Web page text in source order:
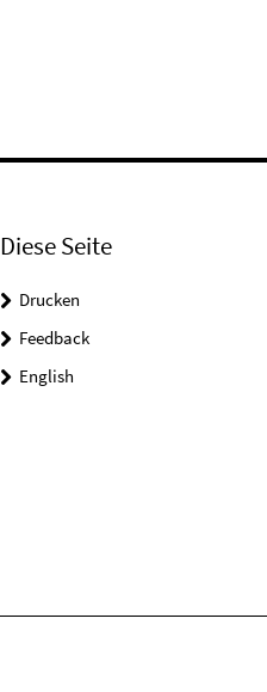
Diese Seite
Drucken
Feedback
English